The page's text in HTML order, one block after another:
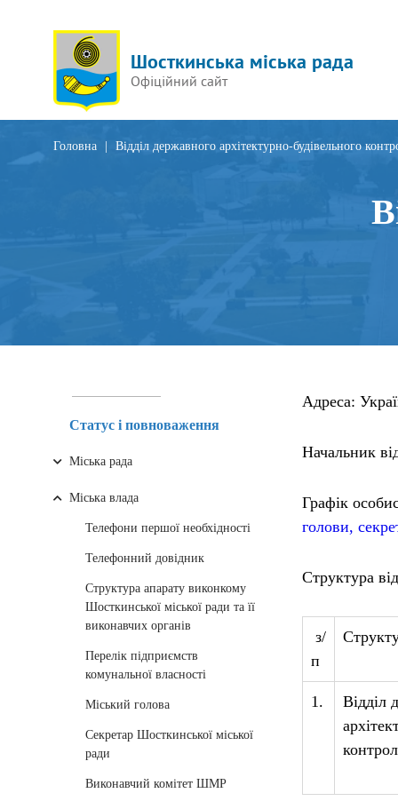
Шосткинська міська рада
Офіційний сайт
Головна Відділ державного архітектурно-будівельного
Статус і повноваження
Міська рада
Міська влада
Телефони першої необхідності
Телефонний довідник
Структура апарату виконкому
Шосткинської міської ради та її
виконавчих органів
Перелік підприємств
комунальної власності
Міський голова
Секретар Шосткинської міської
ради
Виконавчий комітет ШМР
Адреса:
Начальник
Графік
голови,
Структура
з/
п
1.
Відділ